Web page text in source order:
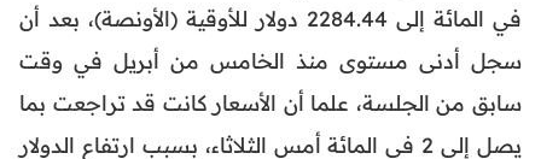
في المائة إلى 2284.44 دولار للأوقية (الأونصة)، بعد أن
سجل أدنى مستوى منذ الخامس من أبريل في وقت
سابق من الجلسة، علما أن الأسعار كانت قد تراجعت بما
يصل إلى 2 في المائة أمس الثلاثاء، بسبب ارتفاع الدولار